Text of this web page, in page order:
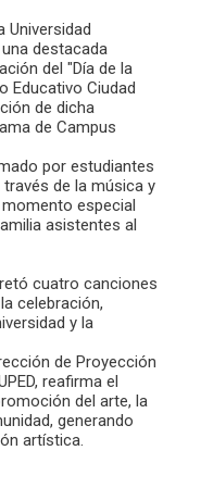
Universidad
destacada
del "Día de la
Educativo Ciudad
de dicha
de Campus
por estudiantes
de la música y
especial
asistentes al
cuatro canciones
celebración,
y la
de Proyección
reafirma el
del arte, la
generando
artística.